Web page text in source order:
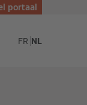
portaal
FR NL